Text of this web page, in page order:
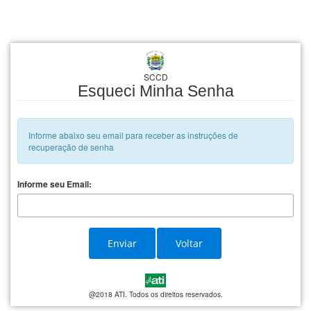
SCCD
Esqueci Minha Senha
Informe abaixo seu email para receber as instruções de
recuperação de senha
Informe seu Email:
Enviar Voltar
@2018 ATI. Todos os direitos reservados.